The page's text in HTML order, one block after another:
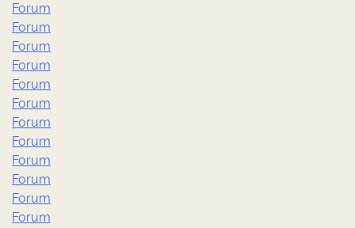
Forum
Forum
Forum
Forum
Forum
Forum
Forum
Forum
Forum
Forum
Forum
Forum